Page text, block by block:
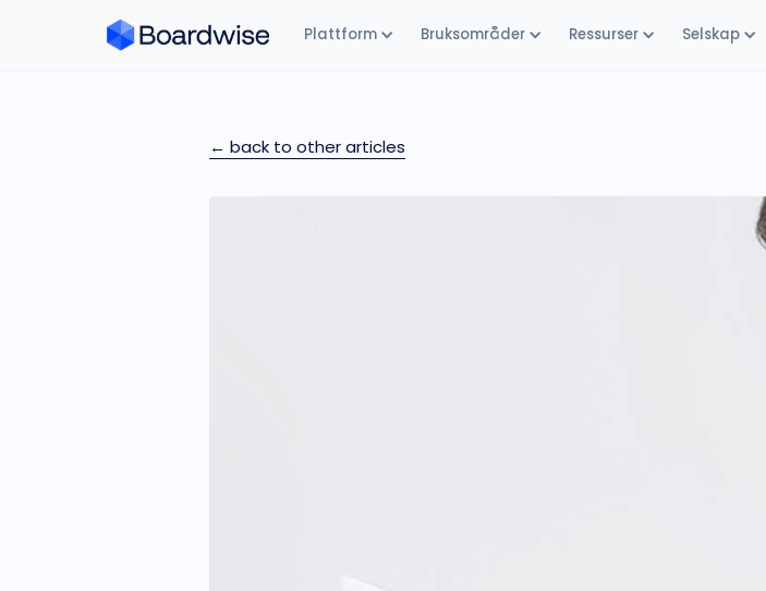
Plattform Bruksområder Ressurser Selskap
← back to other articles